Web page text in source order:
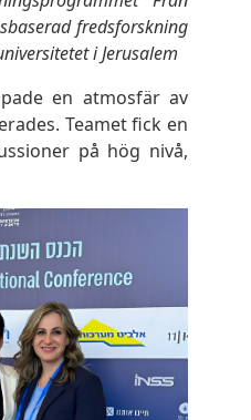
fredsforskning
i Jerusalem
en atmosfär av
Teamet fick en
på hög nivå,